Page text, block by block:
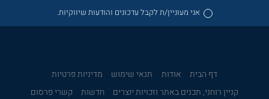
אני מעוניין/ת לקבל עדכונים והודעות שיווקיות.
דף הבית אודות תנאי שימוש
מדיניות פרטיות
קניין רוחני, תכנים באתר וזכויות יוצרים
חדשות
קשרי פרסום